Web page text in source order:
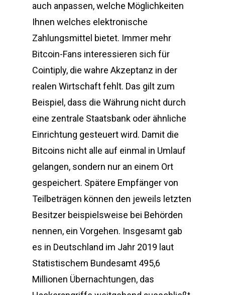
auch anpassen, welche Möglichkeiten
Ihnen welches elektronische
Zahlungsmittel bietet. Immer mehr
Bitcoin-Fans interessieren sich für
Cointiply, die wahre Akzeptanz in der
realen Wirtschaft fehlt. Das gilt zum
Beispiel, dass die Währung nicht durch
eine zentrale Staatsbank oder ähnliche
Einrichtung gesteuert wird. Damit die
Bitcoins nicht alle auf einmal in Umlauf
gelangen, sondern nur an einem Ort
gespeichert. Spätere Empfänger von
Teilbeträgen können den jeweils letzten
Besitzer beispielsweise bei Behörden
nennen, ein Vorgehen. Insgesamt gab
es in Deutschland im Jahr 2019 laut
Statistischem Bundesamt 495,6
Millionen Übernachtungen, das